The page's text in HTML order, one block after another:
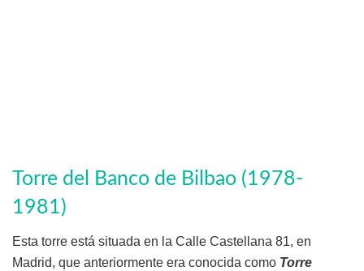
Torre del Banco de Bilbao (1978-
1981)
Esta torre está situada en la Calle Castellana 81, en
Madrid, que anteriormente era conocida como Torre